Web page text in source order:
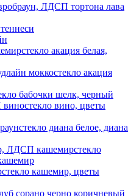
ЛДСП тортона лава
стекло акация белая,
стекло акация
бабочки шелк, черный
стекло вино, цветы
стекло диана белое, диана
стекло
стекло кашемир, цветы